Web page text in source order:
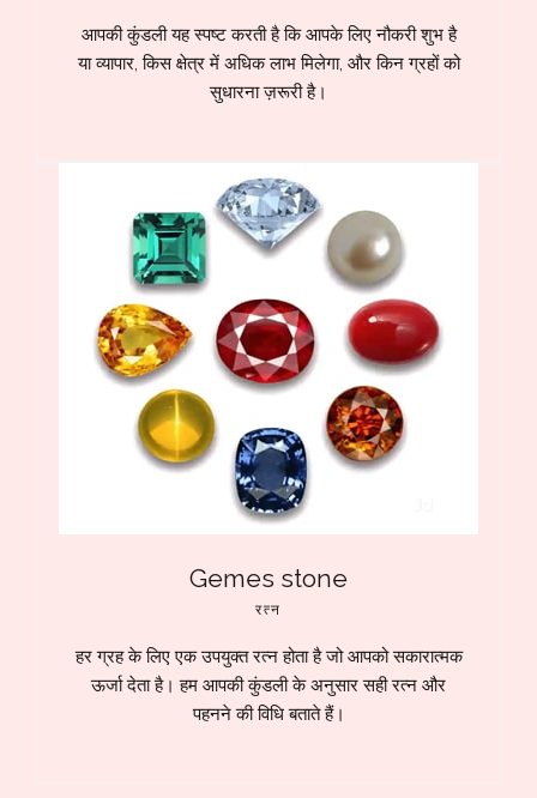
आपकी कुंडली यह स्पष्ट करती है कि आपके लिए नौकरी शुभ है
या व्यापार, किस क्षेत्र में अधिक लाभ मिलेगा, और किन ग्रहों को
सुधारना ज़रूरी है।
Gemes stone
रत्न
हर ग्रह के लिए एक उपयुक्त रत्न होता है जो आपको सकारात्मक
ऊर्जा देता है। हम आपकी कुंडली के अनुसार सही रत्न और
पहनने की विधि बताते हैं।